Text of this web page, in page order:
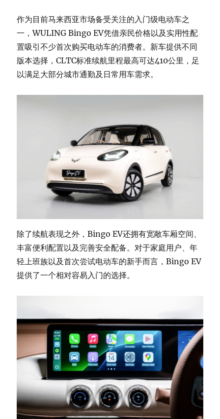
作为目前马来西亚市场备受关注的入门级电动车之
一，WULING Bingo EV凭借亲民价格以及实用性配
置吸引不少首次购买电动车的消费者。新车提供不同
版本选择，CLTC标准续航里程最高可达410公里，足
以满足大部分城市通勤及日常用车需求。
除了续航表现之外，Bingo EV还拥有宽敞车厢空间、
丰富便利配置以及完善安全配备。对于家庭用户、年
轻上班族以及首次尝试电动车的新手而言，Bingo EV
提供了一个相对容易入门的选择。